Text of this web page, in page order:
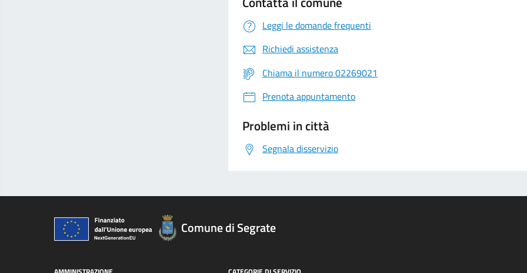
Leggi le domande frequenti
Richiedi assistenza
Chiama il numero 02269021
Prenota appuntamento
Problemi in città
Segnala disservizio
Comune di Segrate